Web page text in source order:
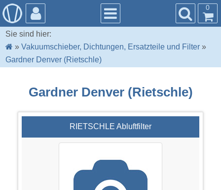
0
Sie sind hier:
»Vakuumschieber, Dichtungen, Ersatzteile und Filter »
Gardner Denver (Rietschle)
Gardner Denver (Rietschle)
RIETSCHLE Abluftfilter